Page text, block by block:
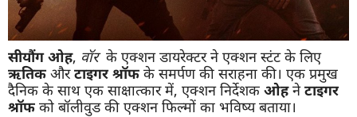
सीयौंग ओह, वॉर के एक्शन डायरेक्टर ने एक्शन स्टंट के लिए
ऋतिक औरटाइगर श्रॉफ के समर्पण की सराहना की। एक प्रमुख
दैनिक के साथ एक साक्षात्कार में, एक्शन निर्देशक ओहनेटाइगर
श्रॉफ को बॉलीवुड की एक्शन फिल्मों का भविष्य बताया।